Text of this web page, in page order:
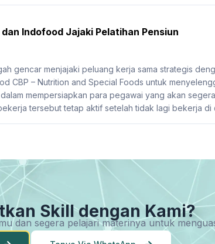
Indofood Jajaki Pelatihan Pensiun
gencar menjajaki peluang kerja sama strategis
CBP – Nutrition and Special Foods untuk
mempersiapkan para pegawai yang akan
tersebut tetap aktif setelah tidak lagi bekerja di
Skill dengan Kami?
dan segera pelajari materinya untuk